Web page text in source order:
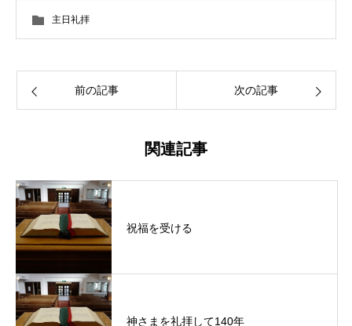
主日礼拝
前の記事 次の記事
関連記事
祝福を受ける
神さまを礼拝して140年